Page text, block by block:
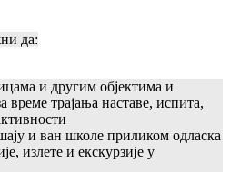
да:
и другим објектима и
време трајања наставе, испита,
и ван школе приликом одласка
излете и екскурзије у